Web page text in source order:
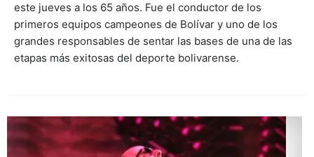
este jueves a los 65 años. Fue el conductor de los
primeros equipos campeones de Bolívar y uno de los
grandes responsables de sentar las bases de una de las
etapas más exitosas del deporte bolivarense.